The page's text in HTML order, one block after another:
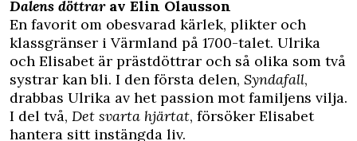
Dalens döttrarav Elin Olausson
En favorit om obesvarad kärlek, plikter och
klassgränser i Värmland på 1700-talet. Ulrika
och Elisabet är prästdöttrar och så olika som två
systrar kan bli. I den första delen, Syndafall,
drabbas Ulrika av het passion mot familjens vilja.
I del två, Det svarta hjärtat, försöker Elisabet
hantera sitt instängda liv.